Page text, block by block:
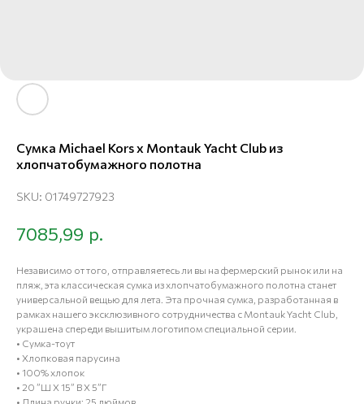
Сумка Michael Kors x Montauk Yacht Club из
хлопчатобумажного полотна
SKU: 01749727923
7085,99 р.
Независимо от того, отправляетесь ли вы на фермерский рынок или на
пляж, эта классическая сумка из хлопчатобумажного полотна станет
универсальной вещью для лета. Эта прочная сумка, разработанная в
рамках нашего эксклюзивного сотрудничества с Montauk Yacht Club,
украшена спереди вышитым логотипом специальной серии.
• Сумка-тоут
• Хлопковая парусина
• 100% хлопок
• 20 ”Ш X 15” В X 5”Г
• Длина ручки: 25 дюймов